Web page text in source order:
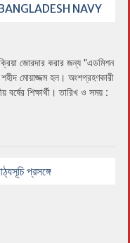
NAVY
জোরদার করার জন্য "এডমিশন
মোয়াজ্জম হল। অংশগ্রহণকারী
বর্ষের শিক্ষার্থী। তারিখ ও সময় :
প্রসঙ্গে